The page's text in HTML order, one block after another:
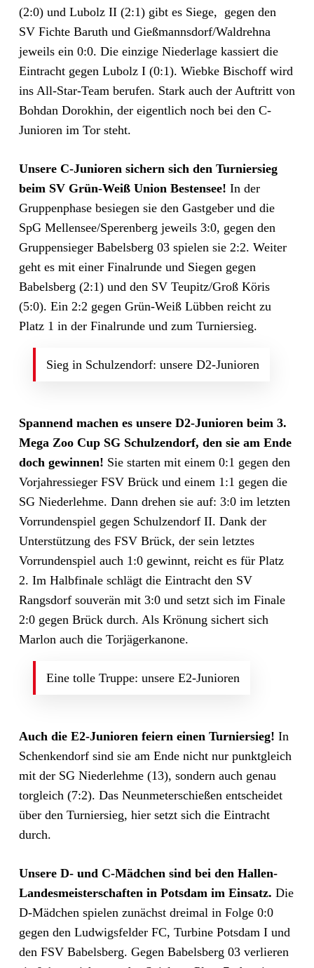
(2:0) und Lubolz II (2:1) gibt es Siege, gegen den
SV Fichte Baruth und Gießmannsdorf/Waldrehna
jeweils ein 0:0. Die einzige Niederlage kassiert die
Eintracht gegen Lubolz I (0:1). Wiebke Bischoff wird
ins All-Star-Team berufen. Stark auch der Auftritt von
Bohdan Dorokhin, der eigentlich noch bei den C-
Junioren im Tor steht.
Unsere C-Junioren sichern sich den Turniersieg
beim SV Grün-Weiß Union Bestensee! In der
Gruppenphase besiegen sie den Gastgeber und die
SpG Mellensee/Sperenberg jeweils 3:0, gegen den
Gruppensieger Babelsberg 03 spielen sie 2:2. Weiter
geht es mit einer Finalrunde und Siegen gegen
Babelsberg (2:1) und den SV Teupitz/Groß Köris
(5:0). Ein 2:2 gegen Grün-Weiß Lübben reicht zu
Platz 1 in der Finalrunde und zum Turniersieg.
Sieg in Schulzendorf: unsere D2-Junioren
Spannend machen es unsere D2-Junioren beim 3.
Mega Zoo Cup SG Schulzendorf, den sie am Ende
doch gewinnen! Sie starten mit einem 0:1 gegen den
Vorjahressieger FSV Brück und einem 1:1 gegen die
SG Niederlehme. Dann drehen sie auf: 3:0 im letzten
Vorrundenspiel gegen Schulzendorf II. Dank der
Unterstützung des FSV Brück, der sein letztes
Vorrundenspiel auch 1:0 gewinnt, reicht es für Platz
2. Im Halbfinale schlägt die Eintracht den SV
Rangsdorf souverän mit 3:0 und setzt sich im Finale
2:0 gegen Brück durch. Als Krönung sichert sich
Marlon auch die Torjägerkanone.
Eine tolle Truppe: unsere E2-Junioren
Auch die E2-Junioren feiern einen Turniersieg! In
Schenkendorf sind sie am Ende nicht nur punktgleich
mit der SG Niederlehme (13), sondern auch genau
torgleich (7:2). Das Neunmeterschießen entscheidet
über den Turniersieg, hier setzt sich die Eintracht
durch.
Unsere D- und C-Mädchen sind bei den Hallen-
Landesmeisterschaften in Potsdam im Einsatz. Die
D-Mädchen spielen zunächst dreimal in Folge 0:0
gegen den Ludwigsfelder FC, Turbine Potsdam I und
den FSV Babelsberg. Gegen Babelsberg 03 verlieren